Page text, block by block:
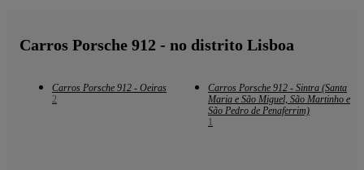
Carros Porsche 912 - no distrito Lisboa
Carros Porsche 912 - Oeiras
2
Carros Porsche 912 - Sintra (Santa
Maria e São Miguel, São Martinho e
São Pedro de Penaferrim)
1